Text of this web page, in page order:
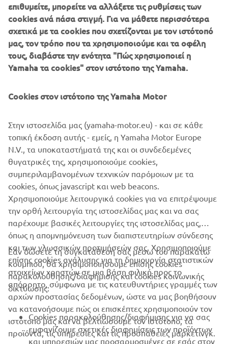
Yet another attractive advantage of the Digital Network
System is the availability of VTS (Variable Trolling Speed).
idle speed, but also means the boat's speed can be
controlled in simple-to-set 50 rpm steps from 650 to 900 -
within the speed limit in waterways or marinas.
And there's more. Convenience and ease of rigging are
significant advantages of the digital system and the new
models also feature a powerful 50A alternator to deliver
plenty of power in reserve, to satisfy the demands of
today's on-board electronics.
ΕΤΑΙΡΕΊΑ
B2B
ΠΕΡΙΣΣΌΤΕΡΑ YAMAHA
επιθυμείτε, μπορείτε να αλλάξετε τις ρυθμίσεις των
cookies ανά πάσα στιγμή. Για να μάθετε περισσότερα
σχετικά με τα cookies που σχετίζονται με τον ιστότοπό
μας, τον τρόπο που τα χρησιμοποιούμε και τα οφέλη
τους, διαβάστε την ενότητα "Πώς χρησιμοποιεί η
Yamaha τα cookies" στον ιστότοπο της Yamaha.
Cookies στον ιστότοπο της Yamaha Motor
Στην ιστοσελίδα μας (yamaha-motor.eu) - και σε κάθε
τοπική έκδοση αυτής - εμείς, η Yamaha Motor Europe
N.V., τα υποκαταστήματά της και οι συνδεδεμένες
θυγατρικές της, χρησιμοποιούμε cookies,
συμπεριλαμβανομένων τεχνικών παρόμοιων με τα
cookies, όπως javascript και web beacons.
Χρησιμοποιούμε λειτουργικά cookies για να επιτρέψουμε
την ορθή λειτουργία της ιστοσελίδας μας και να σας
παρέχουμε βασικές λειτουργίες της ιστοσελίδας μας,
όπως η απομνημόνευση των διαπιστευτηρίων σύνδεσης
και των γλωσσικών προτιμήσεών σας. Χρησιμοποιούμε
επίσης cookies ανάλυσης για τη δημιουργία στατιστικών
στοιχείων χρηστών σε μια βάση φιλική προς το
απόρρητο, σύμφωνα με τις κατευθυντήριες γραμμές των
αρχών προστασίας δεδομένων, ώστε να μας βοηθήσουν
να κατανοήσουμε πώς οι επισκέπτες χρησιμοποιούν τον
ιστότοπό μας και να βελτιώσουμε τον ιστότοπο, τα
προϊόντα, τις υπηρεσίες και τις προσπάθειες μάρκετινγκ.
Εάν δώσετε τη συγκατάθεσή σας μέσω του παρακάτω
κουμπιού, θα χρησιμοποιήσουμε επίσης cookies
παρακολούθησης/διαφήμισης και cookies κοινωνικής
δικτύωσης:
Cookies παρακολούθησης/διαφήμισης για να σας
εμφανίζουμε σχετικές διαφημίσεις των προϊόντων
και υπηρεσιών μας προσαρμοσμένες σε εσάς στον